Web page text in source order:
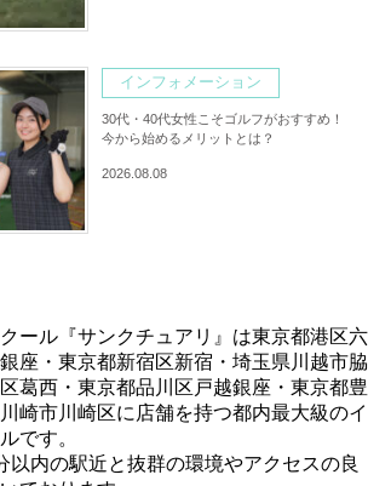
インフォメーション
30代・40代女性こそゴルフがおすすめ！
今から始めるメリットとは？
2026.08.08
ール『サンクチュアリ』は東京都港区六
座・東京都新宿区新宿・埼玉県川越市脇
葛西・東京都品川区戸越銀座・東京都豊
崎市川崎区に店舗を持つ都内最大級のイ
です。
以内の駅近と抜群の環境やアクセスの良